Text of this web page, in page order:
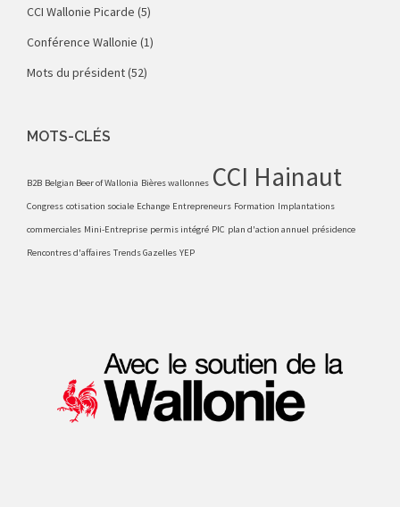
CCI Wallonie Picarde (5)
Conférence Wallonie (1)
Mots du président(52)
MOTS-CLÉS
B2B Belgian Beer of Wallonia Bières wallonnes CCI Hainaut
Congress cotisation sociale Echange Entrepreneurs Formation Implantations
commerciales Mini-Entreprise permis intégré PIC plan d'action annuel présidence
Rencontres d'affaires Trends Gazelles YEP